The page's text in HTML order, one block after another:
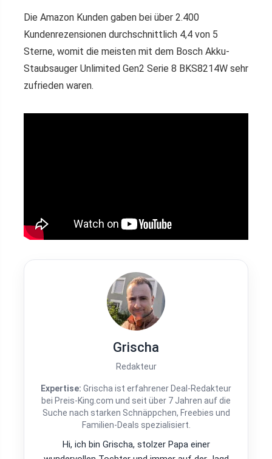
Die Amazon Kunden gaben bei über 2.400
Kundenrezensionen durchschnittlich 4,4 von 5
Sterne, womit die meisten mit dem Bosch Akku-
Staubsauger Unlimited Gen2 Serie 8 BKS8214W sehr
zufrieden waren.
Grischa
Redakteur
Expertise: Grischa ist erfahrener Deal-Redakteur
bei Preis-King.com und seit über 7 Jahren auf die
Suche nach starken Schnäppchen, Freebies und
Familien-Deals spezialisiert.
Hi, ich bin Grischa, stolzer Papa einer